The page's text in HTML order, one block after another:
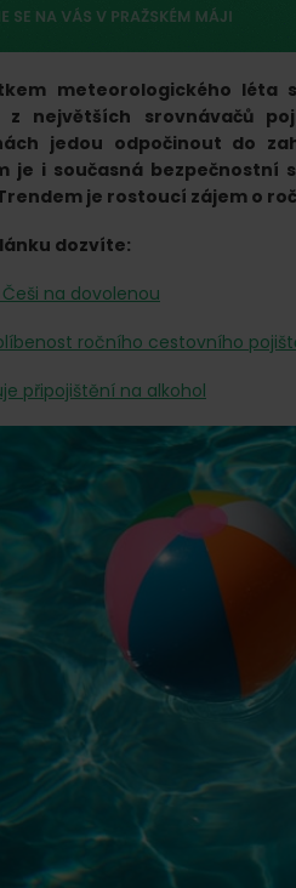
meteorologického
z největších srovnávačů
jedou odpočinout do
je i současná bezpečnostní
je rostoucí zájem o
dozvíte:
na dovolenou
ročního cestovního
připojištění na alkohol